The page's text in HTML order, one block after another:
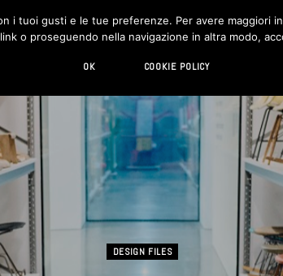
LIVING HI-TECH CHI
DESIGN FILES
i tuoi gusti e le tue preferenze. Per avere maggiori
o proseguendo nella navigazione in altra modo,
OK COOKIE POLICY